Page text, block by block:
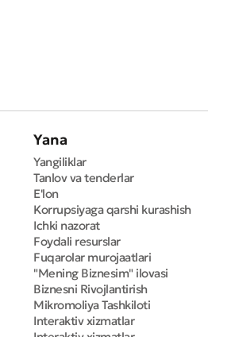
Yana
Yangiliklar
Tanlov va tenderlar
E'lon
Korrupsiyaga qarshi kurashish
Ichki nazorat
Foydali resurslar
Fuqarolar murojaatlari
"Mening Biznesim" ilovasi
Biznesni Rivojlantirish
Mikromoliya Tashkiloti
Interaktiv xizmatlar